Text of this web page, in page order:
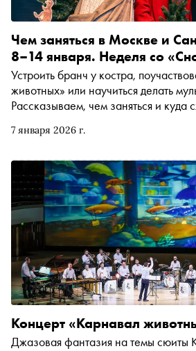
7 января 2026 г.
Чем заняться в Москве и
8–14 января. Неделя со
Устроить бранч у костра,
животных» или научиться делать
Рассказываем, чем заняться и куда
Концерт «Карнавал
Джазовая фантазия на темы сюиты